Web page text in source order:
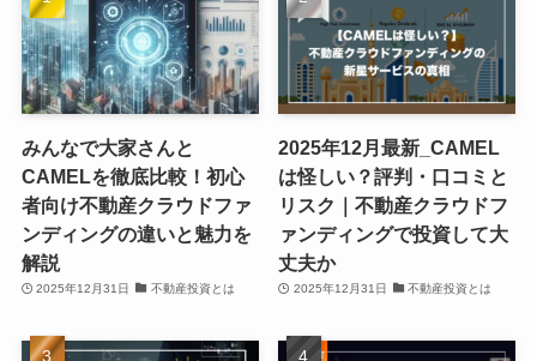
みんなで大家さんと
CAMELを徹底比較！初心
者向け不動産クラウドファ
ンディングの違いと魅力を
解説
2025年12月31日 不動産投資とは
2025年12月最新_CAMEL
は怪しい？評判・口コミと
リスク｜不動産クラウドフ
ァンディングで投資して大
丈夫か
2025年12月31日 不動産投資とは